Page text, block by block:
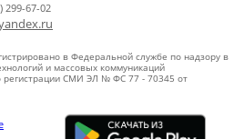
299-67-02
в Федеральной службе по надзору в
и массовых коммуникаций
регистрации СМИ ЭЛ № ФС 77 - 70345 от